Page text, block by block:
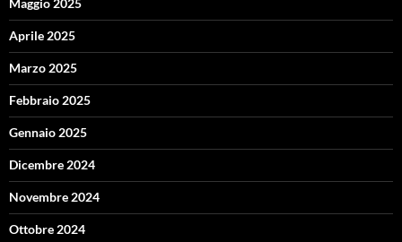
Maggio 2025
Aprile 2025
Marzo 2025
Febbraio 2025
Gennaio 2025
Dicembre 2024
Novembre 2024
Ottobre 2024